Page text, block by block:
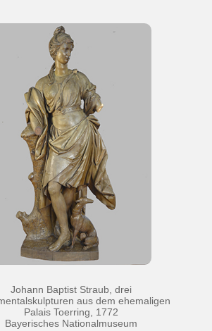
Johann Baptist Straub, drei
aus dem ehemaligen
Palais Toerring, 1772
Bayerisches Nationalmuseum